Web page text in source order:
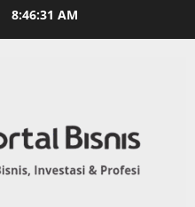
8:46:31 AM